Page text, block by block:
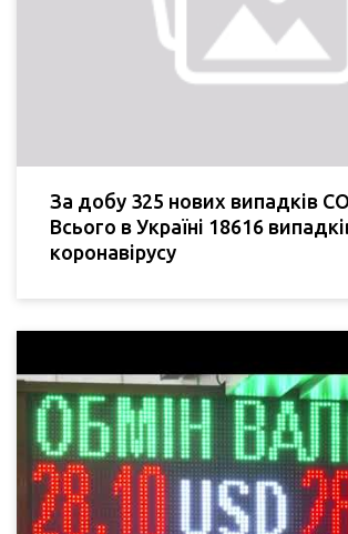
За добу 325 нових випадків
Всього в Україні 18616
коронавірусу